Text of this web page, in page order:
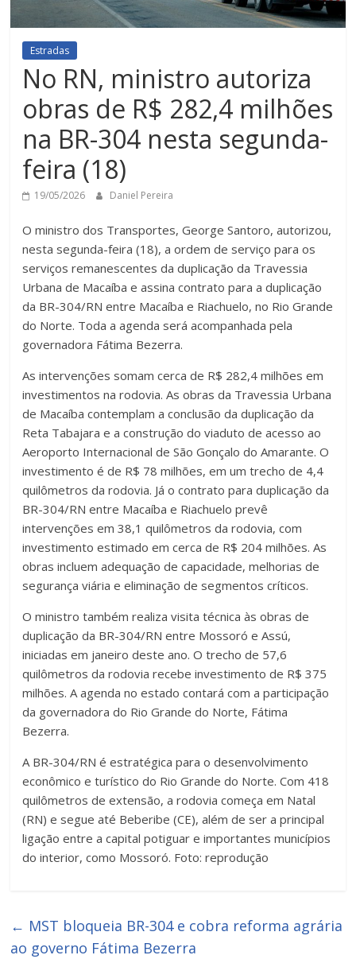
Estradas
No RN, ministro autoriza
obras de R$ 282,4 milhões
na BR-304 nesta segunda-
feira (18)
19/05/2026 Daniel Pereira
O ministro dos Transportes, George Santoro, autorizou,
nesta segunda-feira (18), a ordem de serviço para os
serviços remanescentes da duplicação da Travessia
Urbana de Macaíba e assina contrato para a duplicação
da BR-304/RN entre Macaíba e Riachuelo, no Rio Grande
do Norte. Toda a agenda será acompanhada pela
governadora Fátima Bezerra.
As intervenções somam cerca de R$ 282,4 milhões em
investimentos na rodovia. As obras da Travessia Urbana
de Macaíba contemplam a conclusão da duplicação da
Reta Tabajara e a construção do viaduto de acesso ao
Aeroporto Internacional de São Gonçalo do Amarante. O
investimento é de R$ 78 milhões, em um trecho de 4,4
quilômetros da rodovia. Já o contrato para duplicação da
BR-304/RN entre Macaíba e Riachuelo prevê
intervenções em 38,1 quilômetros da rodovia, com
investimento estimado em cerca de R$ 204 milhões. As
obras incluem adequação de capacidade, melhorias de
segurança viária e eliminação de segmentos críticos.
O ministro também realiza visita técnica às obras de
duplicação da BR-304/RN entre Mossoró e Assú,
iniciadas em janeiro deste ano. O trecho de 57,6
quilômetros da rodovia recebe investimento de R$ 375
milhões. A agenda no estado contará com a participação
da governadora do Rio Grande do Norte, Fátima
Bezerra.
A BR-304/RN é estratégica para o desenvolvimento
econômico e turístico do Rio Grande do Norte. Com 418
quilômetros de extensão, a rodovia começa em Natal
(RN) e segue até Beberibe (CE), além de ser a principal
ligação entre a capital potiguar e importantes municípios
do interior, como Mossoró. Foto: reprodução
← MST bloqueia BR-304 e cobra reforma agrária
ao governo Fátima Bezerra